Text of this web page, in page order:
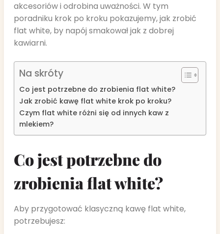
akcesoriów i odrobina uważności. W tym
poradniku krok po kroku pokazujemy, jak zrobić
flat white, by napój smakował jak z dobrej
kawiarni.
Na skróty
Co jest potrzebne do zrobienia flat white?
Jak zrobić kawę flat white krok po kroku?
Czym flat white różni się od innych kaw z
mlekiem?
Co jest potrzebne do
zrobienia flat white?
Aby przygotować klasyczną kawę flat white,
potrzebujesz: